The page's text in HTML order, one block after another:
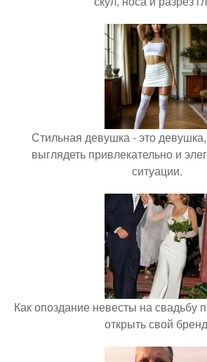
Стильная девушка - это
выглядеть привлекательно и
ситуации.
Как опоздание невесты на свадьбу
открыть свой